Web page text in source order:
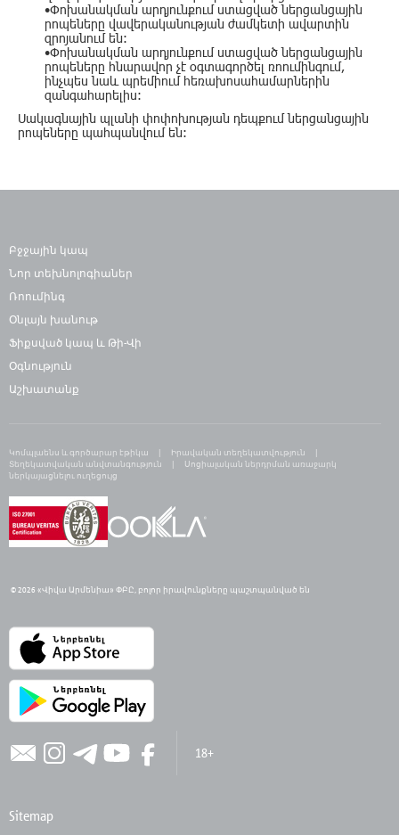
•Փոխանակման արդյունքում ստացված ներցանցային
րոպեները վավերականության ժամկետի ավարտին
զրոյանում են:
•Փոխանակման արդյունքում ստացված ներցանցային
րոպեները հնարավոր չէ օգտագործել ռոումինգում,
ինչպես նաև պրեմիում հեռախոսահամարներին
զանգահարելիս:
Սակագնային պլանի փոփոխության դեպքում ներցանցային
րոպեները պահպանվում են:
Բջջային կապ
Նոր տեխնոլոգիաներ
Ռոումինգ
Օնլայն խանութ
Ֆիքսված կապ և Թի-Վի
Օգնություն
Աշխատանք
Կոմպլաենս և գործարար էթիկա
Իրավական տեղեկատվություն
Տեղեկատվական անվտանգություն
Սոցիալական ներդրման առաջարկ
ներկայացնելու ուղեցույց
© 2026 «Վիվա Արմենիա» ՓԲԸ, բոլոր իրավունքները պաշտպանված են
18+
Sitemap